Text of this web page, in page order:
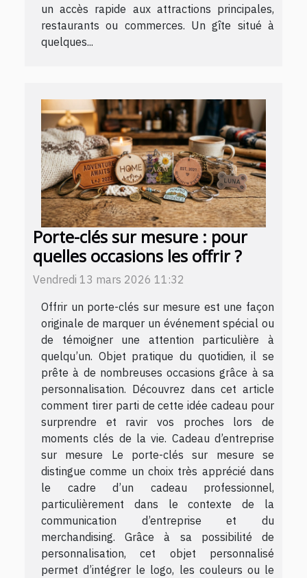
un accès rapide aux attractions principales,
restaurants ou commerces. Un gîte situé à
quelques...
Porte-clés sur mesure : pour
quelles occasions les offrir ?
Vendredi 13 mars 2026 11:32
Offrir un porte-clés sur mesure est une façon
originale de marquer un événement spécial ou
de témoigner une attention particulière à
quelqu’un. Objet pratique du quotidien, il se
prête à de nombreuses occasions grâce à sa
personnalisation. Découvrez dans cet article
comment tirer parti de cette idée cadeau pour
surprendre et ravir vos proches lors de
moments clés de la vie. Cadeau d’entreprise
sur mesure Le porte-clés sur mesure se
distingue comme un choix très apprécié dans
le cadre d’un cadeau professionnel,
particulièrement dans le contexte de la
communication d’entreprise et du
merchandising. Grâce à sa possibilité de
personnalisation, cet objet personnalisé
permet d’intégrer le logo, les couleurs ou le